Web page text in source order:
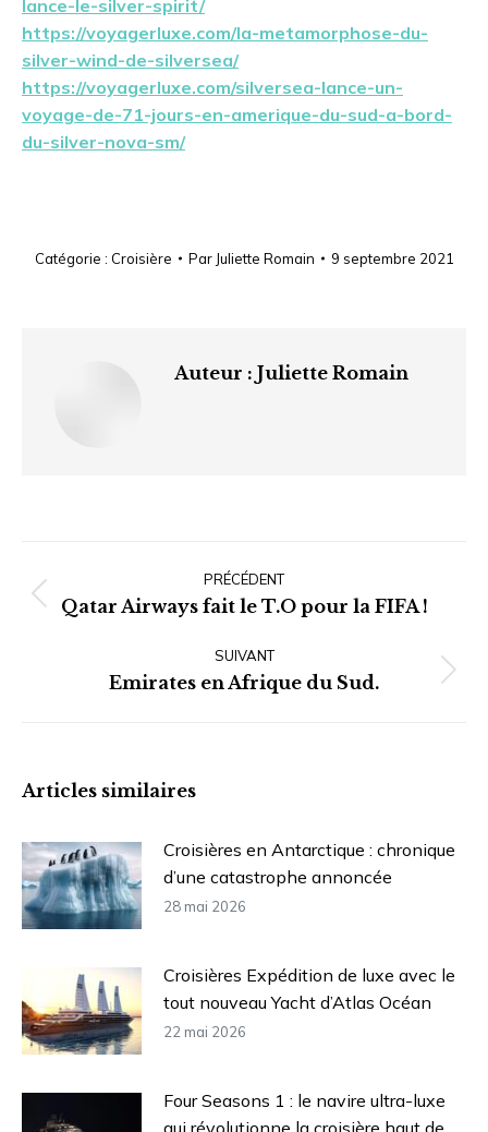
lance-le-silver-spirit/
https://voyagerluxe.com/la-metamorphose-du-
silver-wind-de-silversea/
https://voyagerluxe.com/silversea-lance-un-
voyage-de-71-jours-en-amerique-du-sud-a-bord-
du-silver-nova-sm/
Catégorie : Croisière Par Juliette Romain 9 septembre 2021
Auteur : Juliette Romain
article
PRÉCÉDENT
Article
:
Qatar Airways fait le T.O pour la FIFA !
SUIVANT
Article
Emirates en Afrique du Sud.
Articles similaires
Croisières en Antarctique : chronique
d’une catastrophe annoncée
28 mai 2026
Croisières Expédition de luxe avec le
tout nouveau Yacht d’Atlas Océan
22 mai 2026
Four Seasons 1 : le navire ultra-luxe
qui révolutionne la croisière haut de